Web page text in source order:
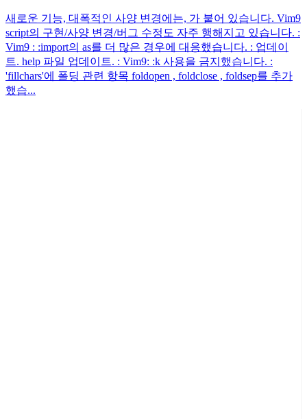
새로운 기능, 대폭적인 사양 변경에는, 가 붙어 있습니다. Vim9
script의 구현/사양 변경/버그 수정도 자주 행해지고 있습니다. :
Vim9 : :import의 as를 더 많은 경우에 대응했습니다. : 업데이
트. help 파일 업데이트. : Vim9: :k 사용을 금지했습니다. :
'fillchars'에 폴딩 관련 항목 foldopen , foldclose , foldsep를 추가
했습...